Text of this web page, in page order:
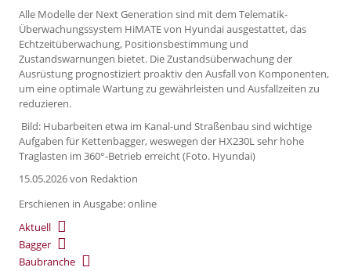
Alle Modelle der Next Generation sind mit dem Telematik-
Überwachungssystem HiMATE von Hyundai ausgestattet, das
Echtzeitüberwachung, Positionsbestimmung und
Zustandswarnungen bietet. Die Zustandsüberwachung der
Ausrüstung prognostiziert proaktiv den Ausfall von Komponenten,
um eine optimale Wartung zu gewährleisten und Ausfallzeiten zu
reduzieren.
Bild: Hubarbeiten etwa im Kanal-und Straßenbau sind wichtige
Aufgaben für Kettenbagger, weswegen der HX230L sehr hohe
Traglasten im 360°-Betrieb erreicht (Foto. Hyundai)
15.05.2026von Redaktion
Erschienen in Ausgabe: online
Aktuell
Bagger
Baubranche